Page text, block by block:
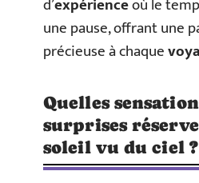
d’expérienceoù le
une pause, offrant une
précieuse à chaque
Quelles
surprises
soleil vu du ciel ?